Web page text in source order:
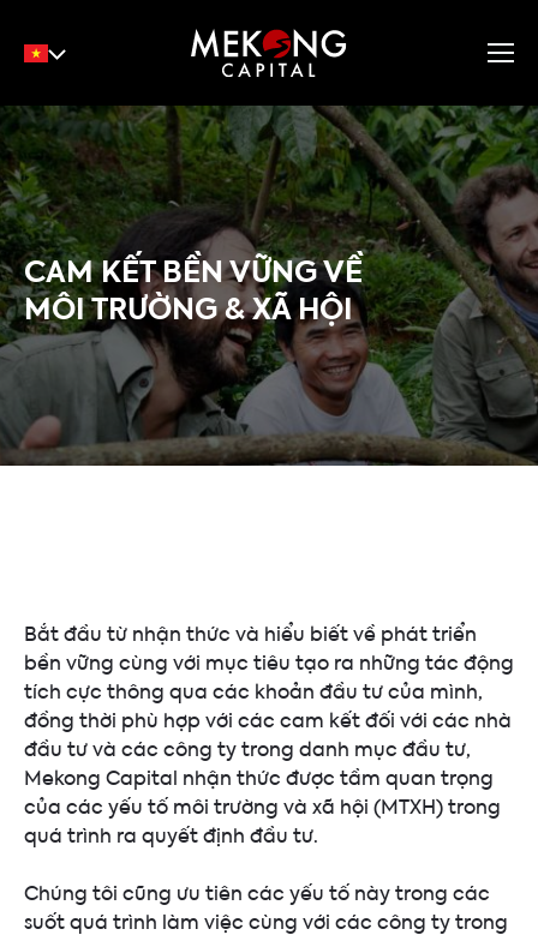
English
Tiếng Việt
中文
CAM KẾT BỀN VỮNG VỀ
MÔI TRƯỜNG & XÃ HỘI
Bắtđầu từ nhận thức và hiểu biếtvề pháttriển
bền vững cùng với mục tiêu tạo ra những tác động
tích cực thông qua các khoản đầu tưcủa mình,
đồng thời phù hợp với các cam kếtđối với các nhà
đầu tư và các công ty trong danh mục đầu tư,
Mekong Capital nhận thức được tầm quan trọng
của các yếu tố môi trường và xã hội (MTXH) trong
quá trình ra quyếtđịnh đầu tư.
Chúng tôi cũng ưu tiên các yếu tố nàytrong các
suốtquá trình làm việc cùng với các công tytrong